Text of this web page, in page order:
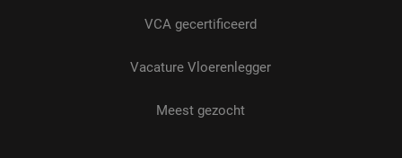
VCA gecertificeerd
Vacature Vloerenlegger
Meest gezocht